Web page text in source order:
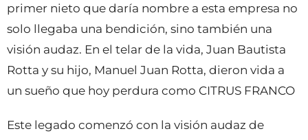
primer nieto que daría nombre a esta empresa no
solo llegaba una bendición, sino también una
visión audaz. En el telar de la vida, Juan Bautista
Rotta y su hijo, Manuel Juan Rotta, dieron vida a
un sueño que hoy perdura como CITRUS FRANCO
Este legado comenzó con la visión audaz de